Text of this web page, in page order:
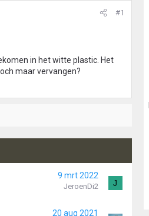
#1
in het witte plastic. Het
maar vervangen?
9 mrt 2022
JeroenDi2 J
20 aug 2021